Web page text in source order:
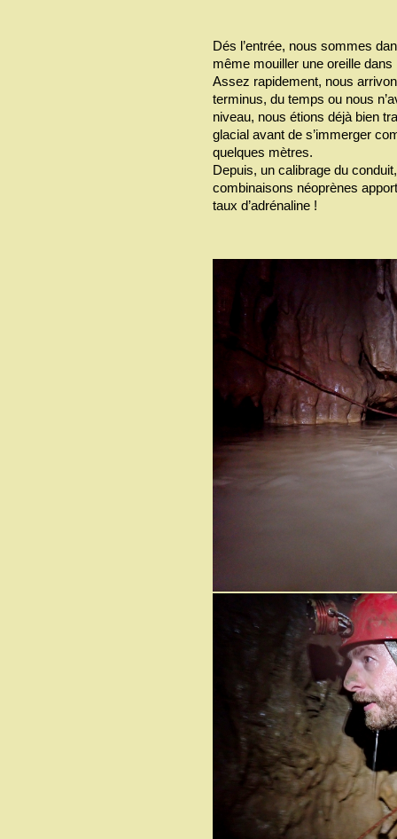
Dés l’entrée, nous sommes
même mouiller une oreille
Assez rapidement, nous
terminus, du temps ou nous
niveau, nous étions déjà bien
glacial avant de s’immerger
quelques mètres.
Depuis, un calibrage du
combinaisons néoprènes
taux d’adrénaline !